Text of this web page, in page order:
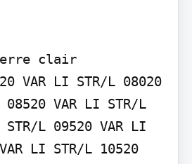
clair
VAR LI STR/L 08020
08520 VAR LI STR/L
STR/L 09520 VAR LI
LI STR/L 10520